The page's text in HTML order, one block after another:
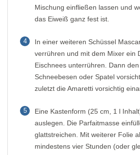
Mischung einfließen lassen und
das Eiweiß ganz fest ist.
4
In einer weiteren Schüssel
verrühren und mit dem Mixer ein
Eischnees unterrühren. Dann
Schneebesen oder Spatel
zuletzt die Amaretti vorsichtig
5
Eine Kastenform (25 cm, 1 l
auslegen. Die Parfaitmasse
glattstreichen. Mit weiterer Folie
mindestens vier Stunden (oder